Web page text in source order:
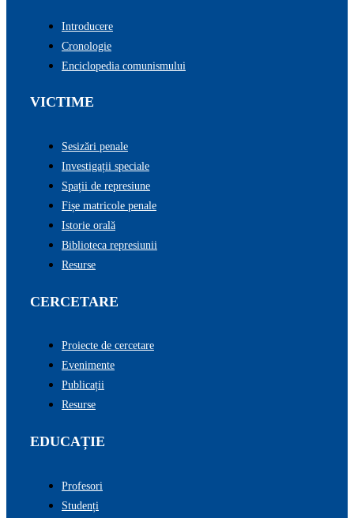
Introducere
Cronologie
Enciclopedia comunismului
VICTIME
Sesizări penale
Investigații speciale
Spații de represiune
Fișe matricole penale
Istorie orală
Biblioteca represiunii
Resurse
CERCETARE
Proiecte de cercetare
Evenimente
Publicații
Resurse
EDUCAȚIE
Profesori
Studenți